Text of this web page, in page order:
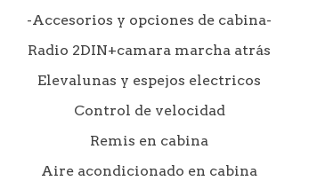
-Accesorios y opciones de cabina-
Radio 2DIN+camara marcha atrás
Elevalunas y espejos electricos
Control de velocidad
Remis en cabina
Aire acondicionado en cabina